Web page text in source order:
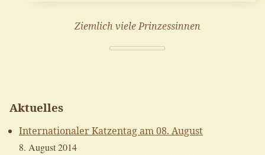
Ziemlich viele Prinzessinnen
Aktuelles
Internationaler Katzentag am 08. August
8. August 2014